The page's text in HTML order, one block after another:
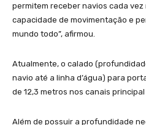
permitem receber navios cada
capacidade de movimentação e
mundo todo”, afirmou.
Atualmente, o calado
navio até a linha d’água) para
de 12,3 metros nos canais
Além de possuir a profundidade